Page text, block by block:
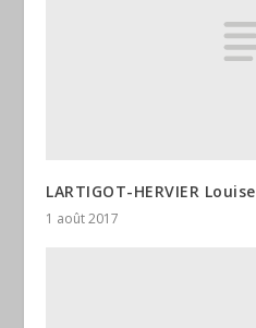
LARTIGOT-HERVIER Louise
1 août 2017